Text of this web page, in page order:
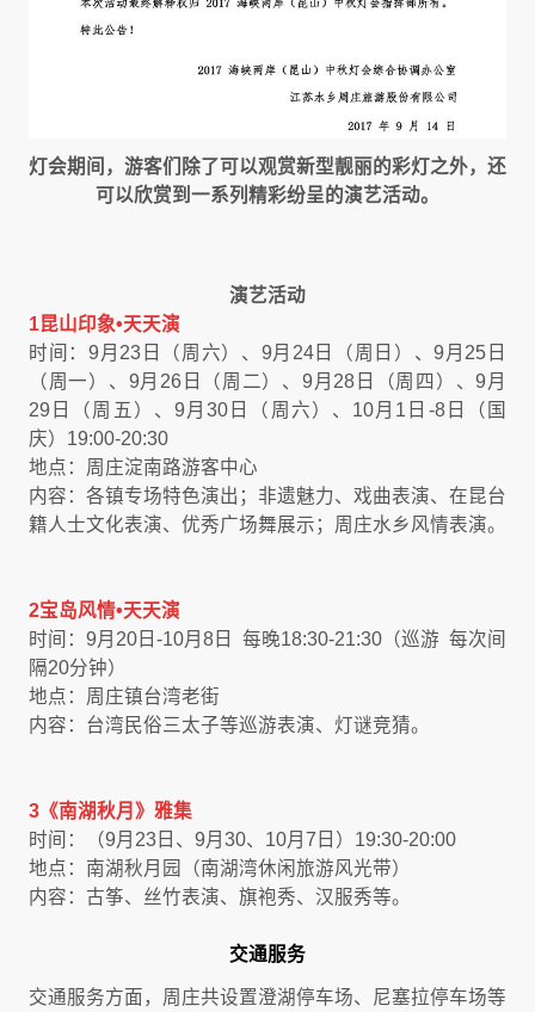
灯会期间，游客们除了可以观赏新型靓丽的彩灯之外，还
可以欣赏到一系列精彩纷呈的演艺活动。
演艺活动
1昆山印象•天天演
时间：9月23日（周六）、9月24日（周日）、9月25日
（周一）、9月26日（周二）、9月28日（周四）、9月
29日（周五）、9月30日（周六）、10月1日-8日（国
庆）19:00-20:30
地点：周庄淀南路游客中心
内容：各镇专场特色演出；非遗魅力、戏曲表演、在昆台
籍人士文化表演、优秀广场舞展示；周庄水乡风情表演。
2宝岛风情•天天演
时间：9月20日-10月8日 每晚18:30-21:30（巡游 每次间
隔20分钟）
地点：周庄镇台湾老街
内容：台湾民俗三太子等巡游表演、灯谜竞猜。
3《南湖秋月》雅集
时间：（9月23日、9月30、10月7日）19:30-20:00
地点：南湖秋月园（南湖湾休闲旅游风光带）
内容：古筝、丝竹表演、旗袍秀、汉服秀等。
交通服务
交通服务方面，周庄共设置澄湖停车场、尼塞拉停车场等